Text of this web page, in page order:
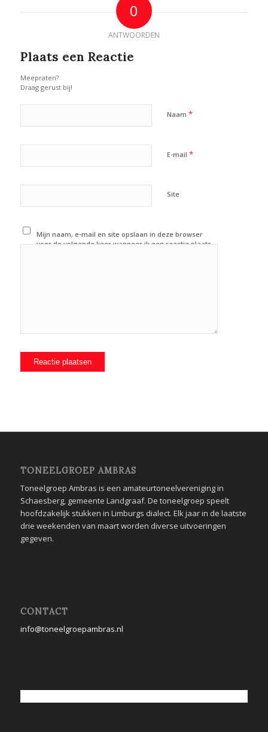
0
ANTWOORDEN
Plaats een Reactie
Meepraten?
Draag gerust bij!
Naam *
E-mail *
Site
Mijn naam, e-mail en site opslaan in deze browser
voor de volgende keer wanneer ik een reactie plaats.
TONEELGROEP AMBRAS
Toneelgroep Ambras is een amateurtoneelvereniging in
Schaesberg, gemeente Landgraaf. De toneelgroep speelt
hoofdzakelijk stukken in Limburgs dialect. Elk jaar in de laatste
drie weekenden van maart worden diverse uitvoeringen
gegeven.
CONTACT
info@toneelgroepambras.nl